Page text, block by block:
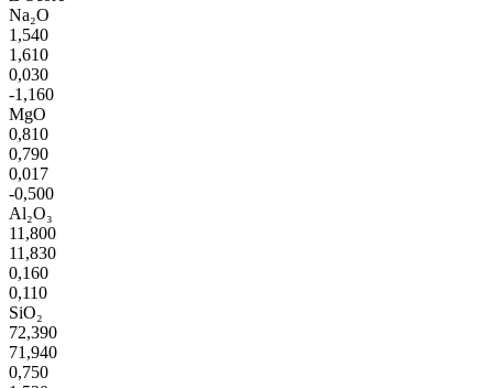
Na₂O
1,540
1,610
0,030
-1,160
MgO
0,810
0,790
0,017
-0,500
Al₂O₃
11,800
11,830
0,160
0,110
SiO₂
72,390
71,940
0,750